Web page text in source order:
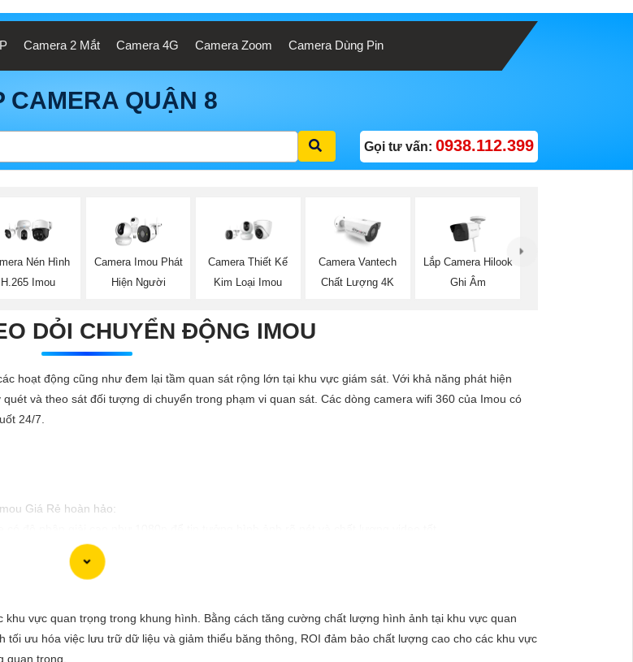
Camera 2 Mắt Camera 4G Camera Zoom Camera Dùng Pin
CAMERA QUẬN 8
Gọi tư vấn: 0938.112.399
Nén Hình
H.265 Imou
Camera Imou Phát
Hiện Người
Camera Thiết Kế
Kim Loại Imou
Camera Vantech
Chất Lượng 4K
Lắp Camera Hilook
Ghi Âm
DỎI CHUYỂN ĐỘNG IMOU
hoạt động cũng như đem lại tầm quan sát rộng lớn tại khu vực giám sát. Với khả năng phát hiện
và theo sát đối tượng di chuyển trong phạm vi quan sát. Các dòng camera wifi 360 của Imou có
24/7.
Giá Rẻ hoàn hảo:
có tính năng cảm biến chuyển động để báo động khi có hoạt động đột ngột trong khu vực quan
trực tiếp trên thẻ nhớ hoặc trên đám mây để dễ dàng xem lại hoặc chia sẻ video.
tương thích với hệ điều hành của bạn để có thể xem camera từ xa mọi lúc, mọi nơi.
vực quan trọng trong khung hình. Bằng cách tăng cường chất lượng hình ảnh tại khu vực quan
ưu hóa việc lưu trữ dữ liệu và giảm thiểu băng thông, ROI đảm bảo chất lượng cao cho các khu vực
quan trọng.